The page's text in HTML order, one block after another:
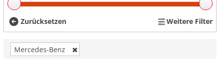
Zurücksetzen Weitere Filter
Mercedes-Benz